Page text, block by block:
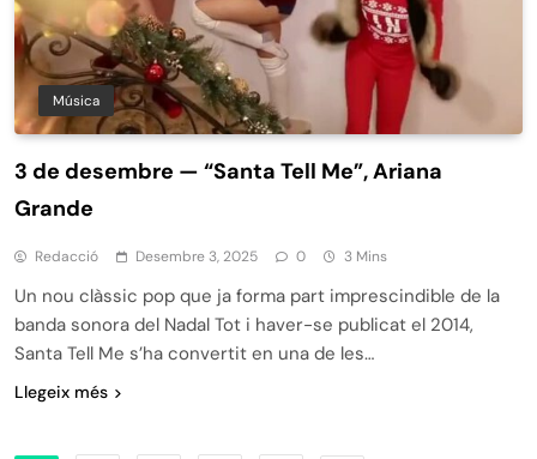
Música
3 de desembre — “Santa Tell Me”, Ariana
Grande
Redacció Desembre 3, 2025 0 3 Mins
Un nou clàssic pop que ja forma part imprescindible de la
banda sonora del Nadal Tot i haver-se publicat el 2014,
Santa Tell Me s’ha convertit en una de les…
Llegeix més